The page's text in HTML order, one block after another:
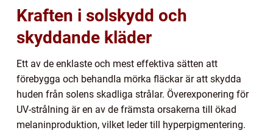
Kraften i solskydd och
skyddande kläder
Ett av de enklaste och mest effektiva sätten att
förebygga och behandla mörka fläckar är att skydda
huden från solens skadliga strålar. Överexponering för
UV-strålning är en av de främsta orsakerna till ökad
melaninproduktion, vilket leder till hyperpigmentering.